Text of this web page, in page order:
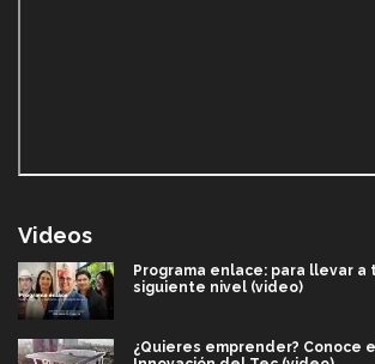
Videos
Programa enlace: para llevar a
siguiente nivel (video)
¿Quieres emprender? Conoce